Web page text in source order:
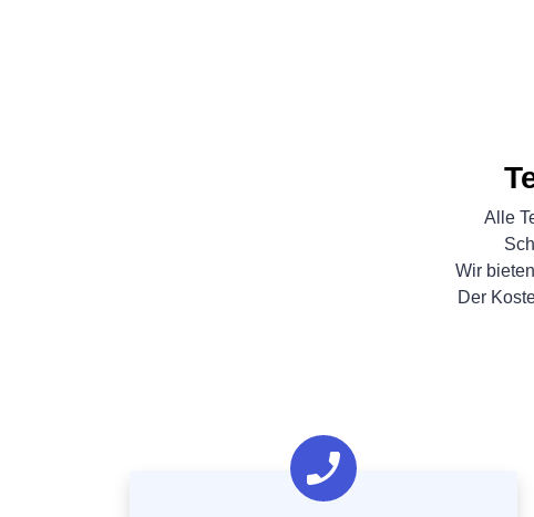
Alle
Wir
Der